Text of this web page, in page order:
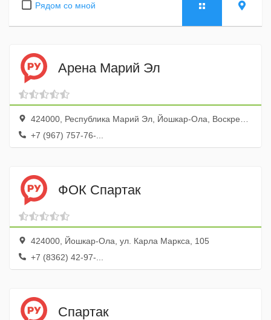
Рядом со мной
Арена Марий Эл
424000, Республика Марий Эл, Йошкар-Ола, Воскресенский проспект, 5
+7 (967) 757-76-...
ФОК Спартак
424000, Йошкар-Ола, ул. Карла Маркса, 105
+7 (8362) 42-97-...
Спартак